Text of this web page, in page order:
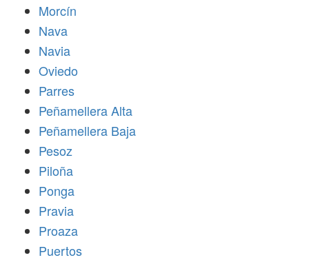
Morcín
Nava
Navia
Oviedo
Parres
Peñamellera Alta
Peñamellera Baja
Pesoz
Piloña
Ponga
Pravia
Proaza
Puertos